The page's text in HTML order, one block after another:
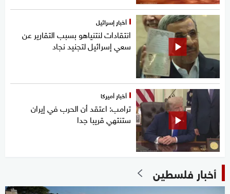
أخبار إسرائيل
انتقادات لنتنياهو بسبب التقارير عن
سعي إسرائيل لتجنيد نجاد
أخبار أميركا
ترامب: اعتقد أن الحرب في إيران
ستنتهي قريبا جدا
أخبار فلسطين